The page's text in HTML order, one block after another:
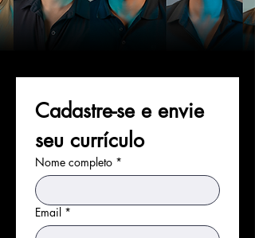
Cadastre-se e envie
seu currículo
Nome completo *
Email *